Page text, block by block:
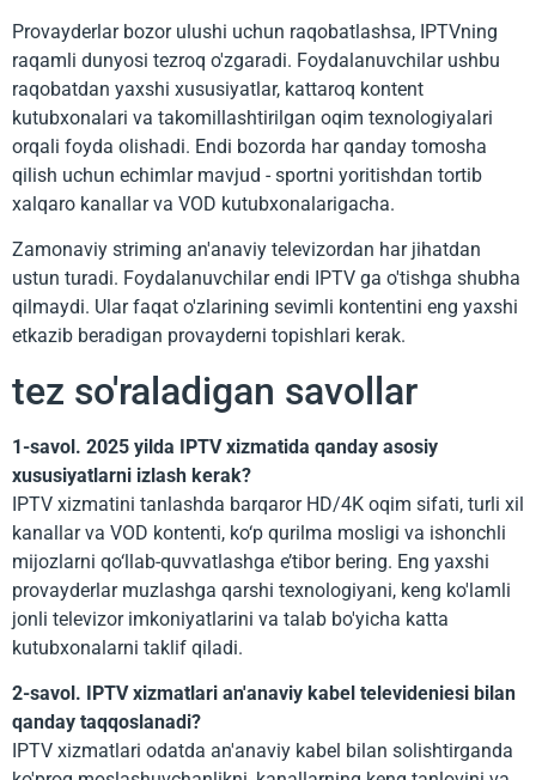
Provayderlar bozor ulushi uchun raqobatlashsa, IPTVning
raqamli dunyosi tezroq o'zgaradi. Foydalanuvchilar ushbu
raqobatdan yaxshi xususiyatlar, kattaroq kontent
kutubxonalari va takomillashtirilgan oqim texnologiyalari
orqali foyda olishadi. Endi bozorda har qanday tomosha
qilish uchun echimlar mavjud - sportni yoritishdan tortib
xalqaro kanallar va VOD kutubxonalarigacha.
Zamonaviy striming an'anaviy televizordan har jihatdan
ustun turadi. Foydalanuvchilar endi IPTV ga o'tishga shubha
qilmaydi. Ular faqat o'zlarining sevimli kontentini eng yaxshi
etkazib beradigan provayderni topishlari kerak.
tez so'raladigan savollar
1-savol. 2025 yilda IPTV xizmatida qanday asosiy
xususiyatlarni izlash kerak?
IPTV xizmatini tanlashda barqaror HD/4K oqim sifati, turli xil
kanallar va VOD kontenti, ko‘p qurilma mosligi va ishonchli
mijozlarni qo‘llab-quvvatlashga e’tibor bering. Eng yaxshi
provayderlar muzlashga qarshi texnologiyani, keng ko'lamli
jonli televizor imkoniyatlarini va talab bo'yicha katta
kutubxonalarni taklif qiladi.
2-savol. IPTV xizmatlari an'anaviy kabel televideniesi bilan
qanday taqqoslanadi?
IPTV xizmatlari odatda an'anaviy kabel bilan solishtirganda